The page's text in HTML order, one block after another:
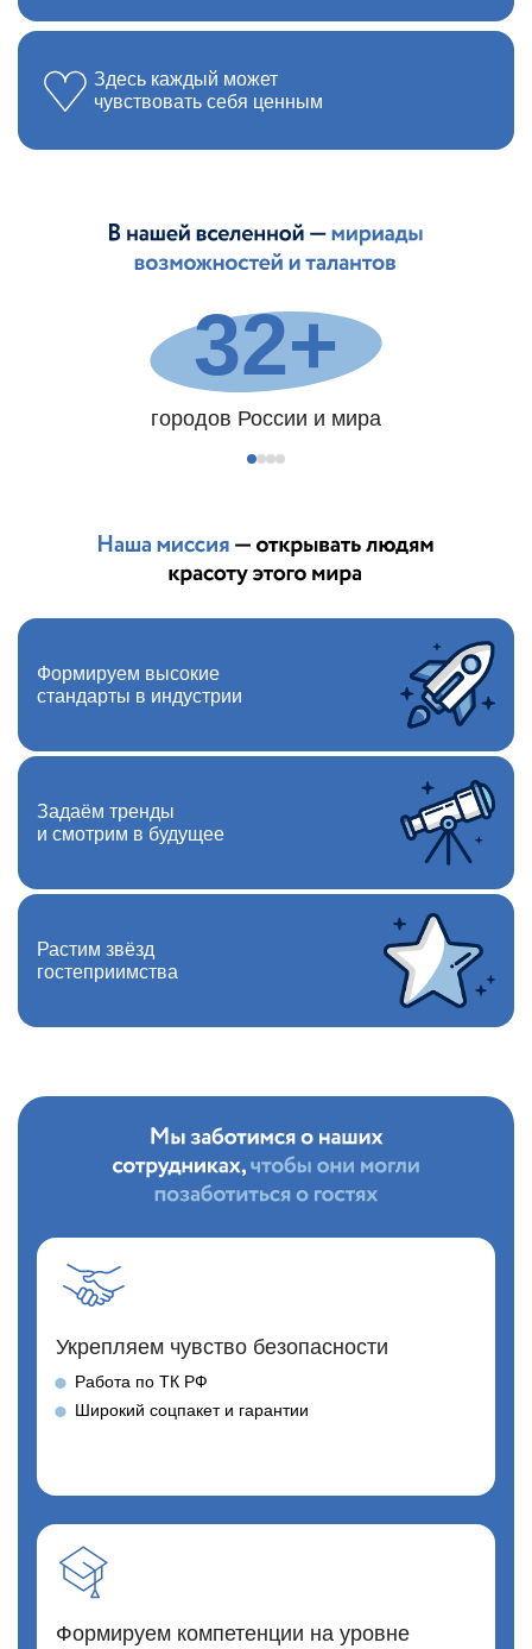
Здесь каждый может
чувствовать себя ценным
32+
городов России и мира
Формируем высокие
стандарты в индустрии
Задаём тренды
и смотрим в будущее
Растим звёзд
гостеприимства
Укрепляем чувство безопасности
Работа по ТК РФ
Широкий соцпакет и гарантии
Формируем компетенции на уровне